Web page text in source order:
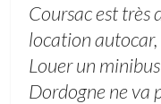
Coursac est très
location
Louer un
Dordogne ne va